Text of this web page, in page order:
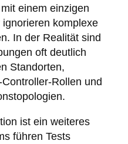
einem einzigen
komplexe
In der Realität sind
oft deutlich
Standorten,
Rollen und
ist ein weiteres
führen Tests